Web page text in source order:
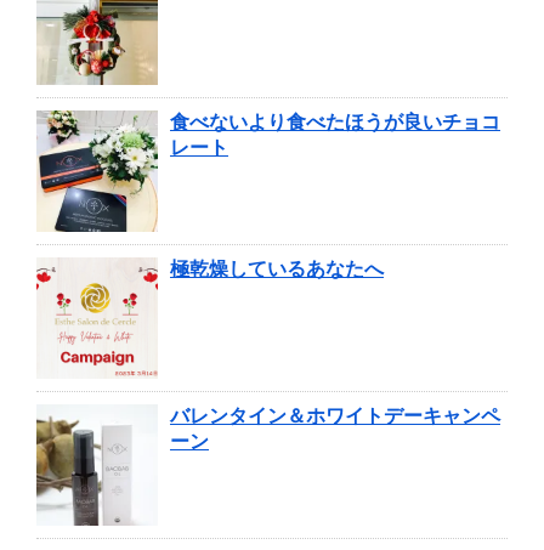
食べないより食べたほうが良いチョコ
レート
極乾燥しているあなたへ
バレンタイン＆ホワイトデーキャンペ
ーン